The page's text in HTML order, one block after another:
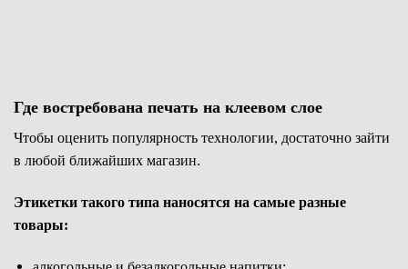
Где востребована печать на клеевом слое
Чтобы оценить популярность технологии, достаточно зайти
в любой ближайших магазин.
Этикетки такого типа наносятся на самые разные
товары: